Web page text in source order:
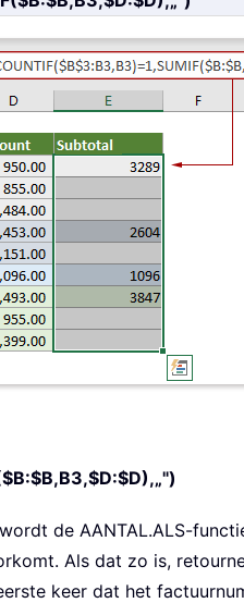
wordt de AANTAL.ALS-
Als dat zo is,
keer dat het